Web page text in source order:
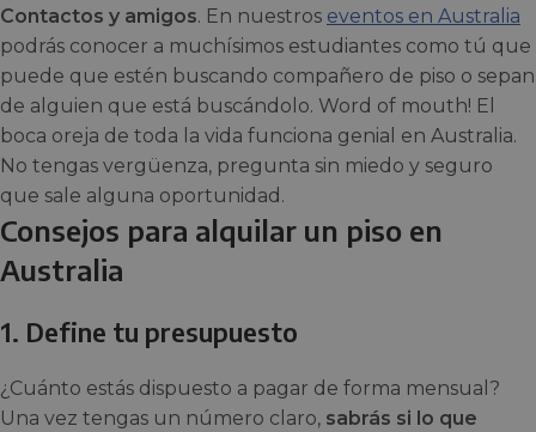
Contactos y amigos. En nuestros eventos en Australia
podrás conocer a muchísimos estudiantes como tú que
puede que estén buscando compañero de piso o sepan
de alguien que está buscándolo. Word of mouth! El
boca oreja de toda la vida funciona genial en Australia.
No tengas vergüenza, pregunta sin miedo y seguro
que sale alguna oportunidad.
Consejos para alquilar un piso en
Australia
1. Define tu presupuesto
¿Cuánto estás dispuesto a pagar de forma mensual?
Una vez tengas un número claro, sabrás si lo que